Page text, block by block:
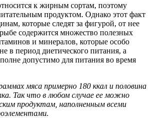
к жирным сортам, поэтому
продуктом. Однако этот факт
которые следят за фигурой, от нее
рыбе содержится множество полезных
и минералов, которые особо
в период диетического питания, а
допустимо для питания во время
мяса примерно 180 ккал и половина
Так что в любом случае ее можно
продуктам, наполненным всеми